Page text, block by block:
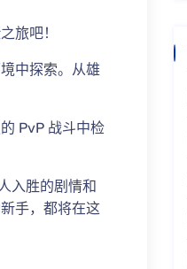
旅吧！
中探索。从雄
PvP 战斗中检
入胜的剧情和
手，都将在这